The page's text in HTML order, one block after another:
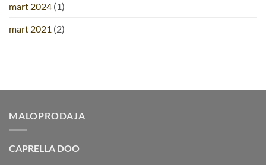
mart 2024 (1)
mart 2021 (2)
MALOPRODAJA
CAPRELLA DOO